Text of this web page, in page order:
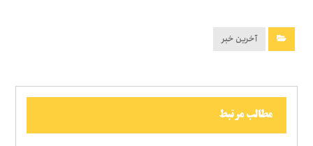
آخرین خبر
مطالب مرتبط